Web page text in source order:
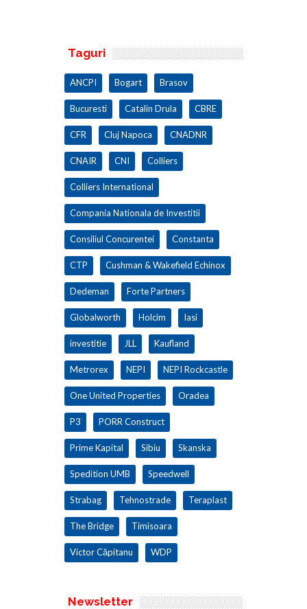
Taguri
ANCPI Bogart Brasov
Bucuresti Catalin Drula CBRE
CFR Cluj Napoca CNADNR
CNAIR CNI Colliers
Colliers International
Compania Nationala de Investitii
Consiliul Concurentei Constanta
CTP Cushman & Wakefield Echinox
Dedeman Forte Partners
Globalworth Holcim Iasi
investitie JLL Kaufland
Metrorex NEPI NEPI Rockcastle
One United Properties Oradea
P3 PORR Construct
Prime Kapital Sibiu Skanska
Spedition UMB Speedwell
Strabag Tehnostrade Teraplast
The Bridge Timisoara
Victor Căpitanu WDP
Newsletter